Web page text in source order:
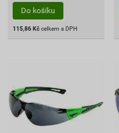
Do košíku
115,86 Kč celkem s DPH